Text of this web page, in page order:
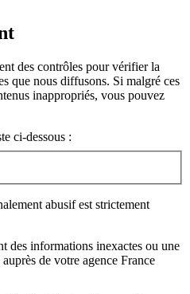
des contrôles pour vérifier la
que nous diffusons. Si malgré ces
inappropriés, vous pouvez
ci-dessous :
abusif est strictement
des informations inexactes ou une
de votre agence France